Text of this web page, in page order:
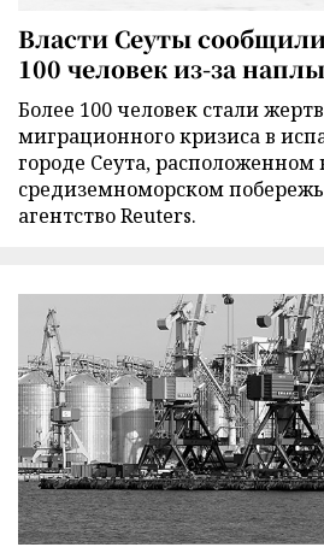
Власти Сеуты
100 человек из-за
Более 100 человек стали
миграционного кризиса в
городе Сеута, расположенном
средиземноморском
агентство Reuters.